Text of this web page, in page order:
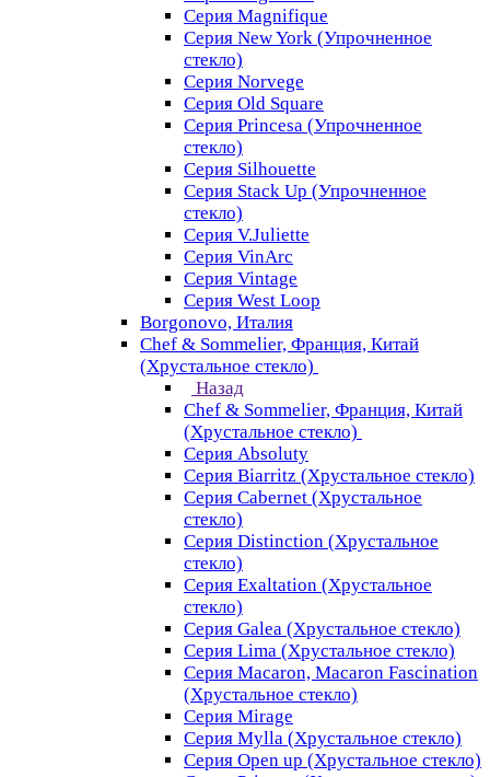
Серия Magnifique
Серия New York (Упрочненное
стекло)
Серия Norvege
Серия Old Square
Серия Princesa (Упрочненное
стекло)
Серия Silhouette
Серия Stack Up (Упрочненное
стекло)
Серия V.Juliette
Серия VinArc
Серия Vintage
Серия West Loop
Borgonovo, Италия
Chef & Sommelier, Франция, Китай
(Хрустальное стекло)
Назад
Chef & Sommelier, Франция, Китай
(Хрустальное стекло)
Серия Absoluty
Серия Biarritz (Хрустальное стекло)
Серия Cabernet (Хрустальное
стекло)
Серия Distinction (Хрустальное
стекло)
Серия Exaltation (Хрустальное
стекло)
Серия Galea (Хрустальное стекло)
Серия Lima (Хрустальное стекло)
Серия Macaron, Macaron Fascination
(Хрустальное стекло)
Серия Mirage
Серия Mylla (Хрустальное стекло)
Серия Open up (Хрустальное стекло)